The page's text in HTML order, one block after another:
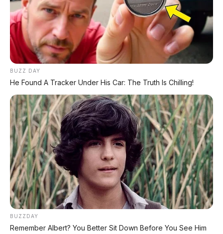
DIJUAL: Suzuki Swift GX 2013 Manual – Hitam
Legam, Low KM 100 Ribu, Pajak Panjang!
Kondisi Istimewa di Denpasar
DIJUAL: Nissan Serena HWS Matic 2017 –
Kondisi Istimewa, Hanya 68.000 KM! Siap Pakai
di Denpasar
DIJUAL: Mitsubishi Xpander Ultimate 2023
Matic – Surat Bali, KM 44.000, Pajak Panjang!
DIJUAL : Xpander Ultimate 2019 Matic Surat
Bali – Kondisi Istimewa, KM 37.000
Lihat Semua Unit Bali »
DATABASEARTIKEL
BUZZ DAY
He Found A Tracker Under His Car: The Truth Is Chilling!
BUZZDAY
Remember Albert? You Better Sit Down Before You See Him